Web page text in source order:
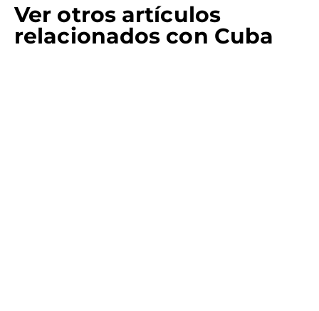
Ver otros artículos
relacionados con Cuba